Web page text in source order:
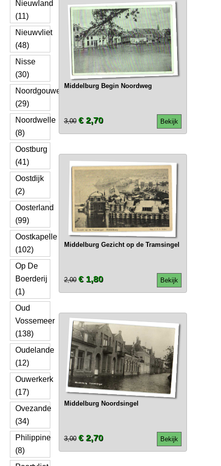
Nieuwland
(11)
Nieuwvliet
(48)
Nisse
(30)
Noordgouwe
(29)
Noordwelle
(8)
Oostburg
(41)
Oostdijk
(2)
Oosterland
(99)
Oostkapelle
(102)
Op De
Boerderij
(1)
Oud
Vossemeer
(138)
Oudelande
(12)
Ouwerkerk
(17)
Ovezande
(34)
Philippine
(8)
Middelburg Begin Noordweg
Bekijk
3,00 € 2,70
Middelburg Gezicht op de Tramsingel
Bekijk
2,00 € 1,80
Middelburg Noordsingel
Bekijk
3,00 € 2,70